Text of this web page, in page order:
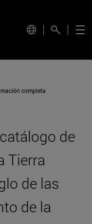
completa
de
Tierra
de las
de la